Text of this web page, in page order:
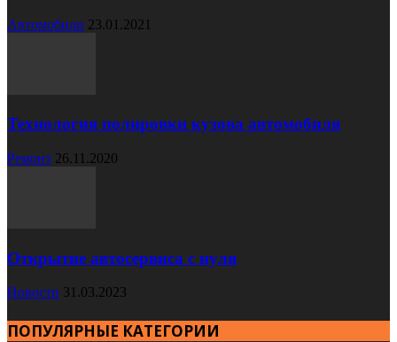
Автомобили 23.01.2021
Технология полировки кузова автомобиля
Ремонт 26.11.2020
Открытие автосервиса с нуля
Новости 31.03.2023
ПОПУЛЯРНЫЕ КАТЕГОРИИ